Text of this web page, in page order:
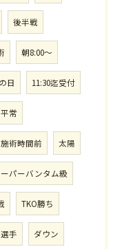
後半戦
朝8:00〜
日 11:30迄受付
平常
施術時間前 太陽
ーパーバンタム級
TKO勝ち
手 ダウン